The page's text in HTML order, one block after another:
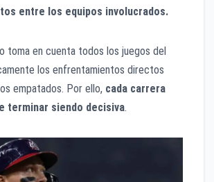
entre los equipos involucrados.
toma en cuenta todos los juegos del
los enfrentamientos directos
empatados. Por ello, cada carrera
terminar siendo decisiva.